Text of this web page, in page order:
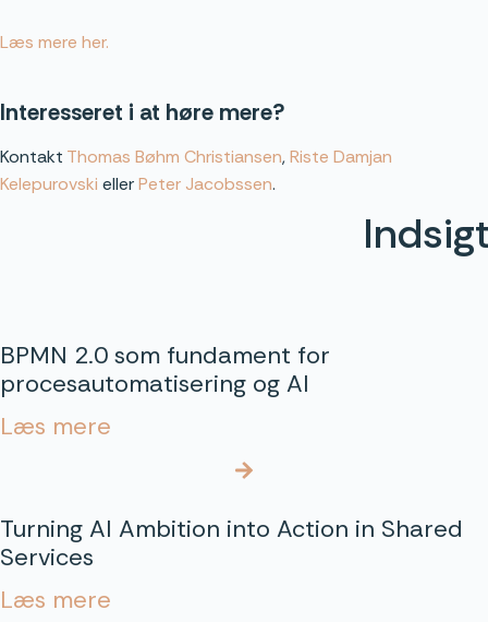
Læs mere her.
Interesseret i at høre mere?
Kontakt Thomas Bøhm Christiansen,Riste Damjan
Kelepurovski ellerPeter Jacobssen.
BPMN 2.0 som fundament for
procesautomatisering og AI
Læs mere
Turning AI Ambition into Action in Shared
Services
Læs mere